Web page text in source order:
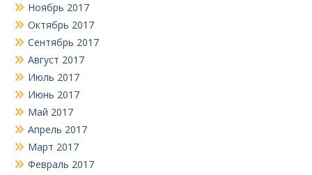
Ноябрь 2017
Октябрь 2017
Сентябрь 2017
Август 2017
Июль 2017
Июнь 2017
Май 2017
Апрель 2017
Март 2017
Февраль 2017